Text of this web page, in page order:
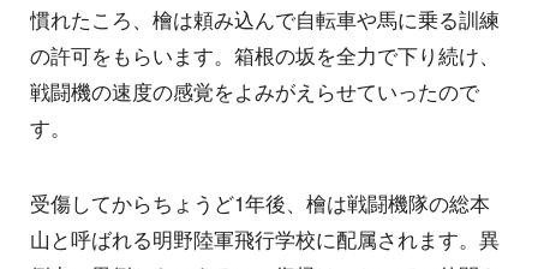
慣れたころ、檜は頼み込んで自転車や馬に乗る訓練
の許可をもらいます。箱根の坂を全力で下り続け、
戦闘機の速度の感覚をよみがえらせていったので
す。
受傷してからちょうど1年後、檜は戦闘機隊の総本
山と呼ばれる明野陸軍飛行学校に配属されます。異